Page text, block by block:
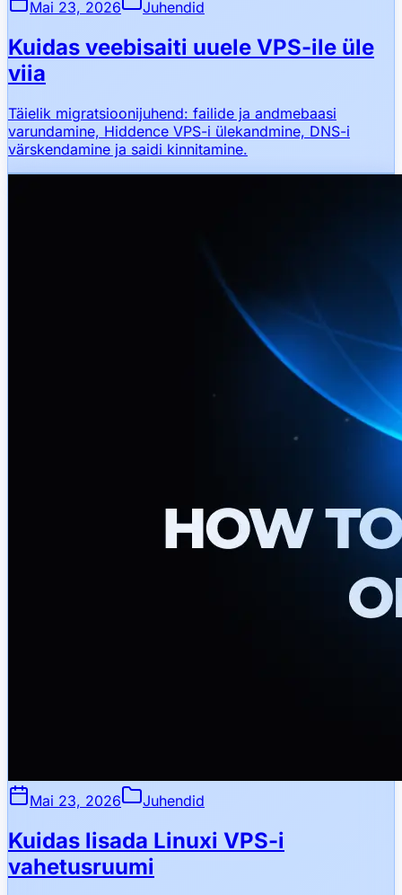
Mai 23, 2026 Juhendid
Kuidas veebisaiti uuele VPS-ile üle
viia
Täielik migratsioonijuhend: failide ja andmebaasi
varundamine, Hiddence VPS-i ülekandmine, DNS-i
värskendamine ja saidi kinnitamine.
Mai 23, 2026 Juhendid
Kuidas lisada Linuxi VPS-i
vahetusruumi